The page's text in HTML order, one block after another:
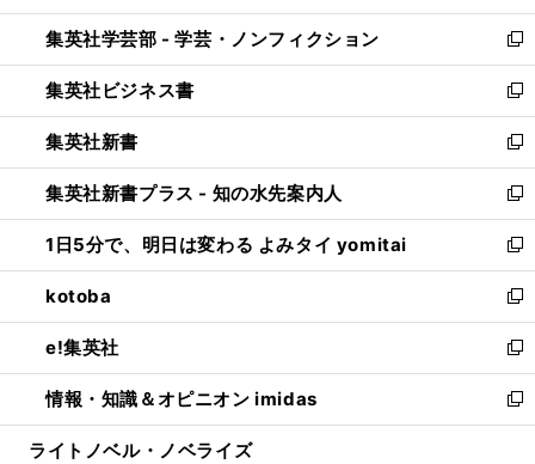
開
く
ウ
で
開
く
ン
ド
ウ
で
開
く
ウ
ィ
ン
ド
ウ
で
開
く
集英社学芸部 - 学芸・ノンフィクション
新
し
い
ウ
ィ
ン
ド
ウ
で
開
く
集英社ビジネス書
新
し
い
ウ
ィ
ン
ド
ウ
で
開
く
集英社新書
新
し
い
ウ
ィ
ン
ド
ウ
で
開
く
集英社新書プラス - 知の水先案内人
新
し
い
ウ
ィ
ン
ド
ウ
で
開
1日5分で、明日は変わる よみタイ yomitai
新
し
い
ウ
ィ
ン
ド
ウ
kotoba
新
し
い
ウ
ィ
ン
e!集英社
新
し
い
ウ
情報・知識＆オピニオン imidas
新
し
ライトノベル・ノベライズ